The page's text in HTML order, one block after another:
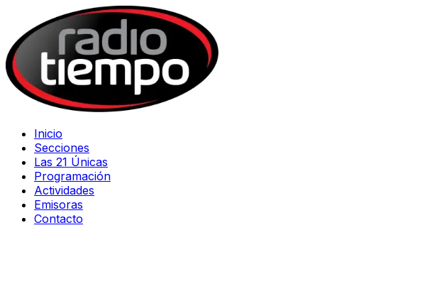
Inicio
Secciones
Las 21 Únicas
Programación
Actividades
Emisoras
Contacto